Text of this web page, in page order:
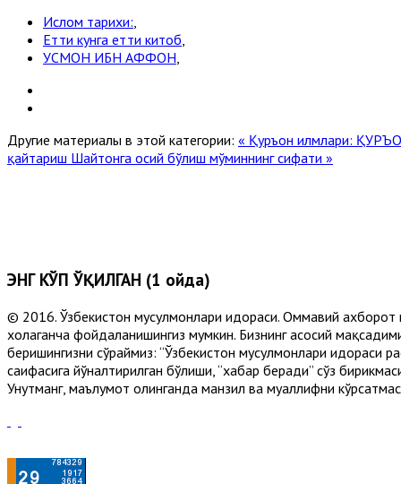
Ислом тарихи:
Етти кунга етти китоб
УСМОН ИБН АФФОН
Другие материалы в этой категории: « Қуръон илмлари:
қайтариш Шaйтонга осий бўлиш мўминнинг сифати »
ЭНГ КЎП ЎҚИЛГАН (1 ойда)
© 2016. Ўзбекистон мусулмонлари идораси. Оммавий ахборот
хоҳлаганча фойдаланишингиз мумкин. Бизнинг асосий
беришингизни сўраймиз: “Ўзбекистон мусулмонлари идораси
саҳифасига йўналтирилган бўлиши, “хабар беради” сўз
Унутманг, маълумот олинганда манзил ва муаллифни